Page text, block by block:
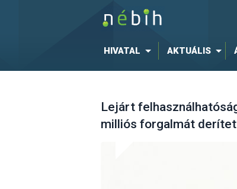
HIVATAL AKTUÁLIS
Lejárt
milliós forgalmát